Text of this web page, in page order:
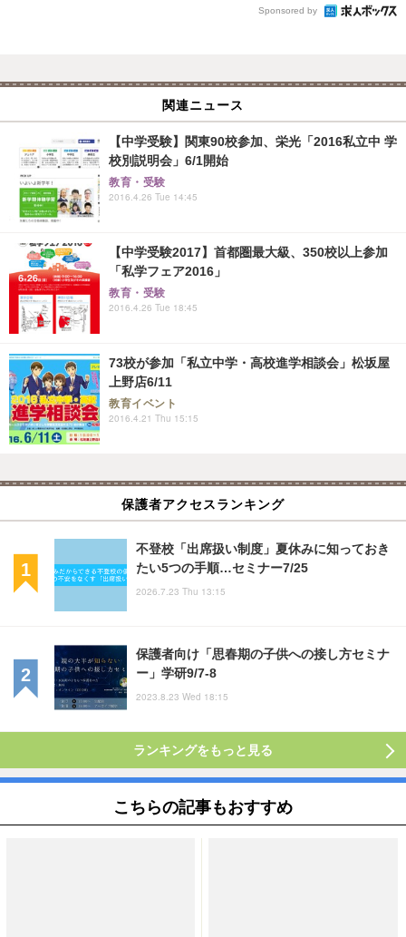
Sponsored by
関連ニュース
【中学受験】関東90校参加、栄光「2016私立中 学
校別説明会」6/1開始
教育・受験
2016.4.26 Tue 14:45
【中学受験2017】首都圏最大級、350校以上参加
「私学フェア2016」
教育・受験
2016.4.26 Tue 18:45
73校が参加「私立中学・高校進学相談会」松坂屋
上野店6/11
教育イベント
2016.4.21 Thu 15:15
保護者アクセスランキング
不登校「出席扱い制度」夏休みに知っておき
たい5つの手順…セミナー7/25
2026.7.23 Thu 13:15
保護者向け「思春期の子供への接し方セミナ
ー」学研9/7-8
2023.8.23 Wed 18:15
ランキングをもっと見る
こちらの記事もおすすめ